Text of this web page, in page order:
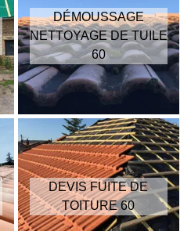
DÉMOUSSAGE
NETTOYAGE DE TUILE
60
DEVIS FUITE DE
TOITURE 60